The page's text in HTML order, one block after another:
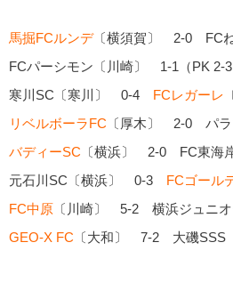
馬掘FCルンデ〔横須賀〕 2-0 FCね
FCパーシモン〔川崎〕 1-1（PK 2-3
寒川SC〔寒川〕 0-4 FCレガーレ
リベルボーラFC 〔厚木〕 2-0 パラ
バディーSC 〔横浜〕 2-0 FC東海岸
元石川SC〔横浜〕 0-3 FCゴール
FC中原 〔川崎〕 5-2 横浜ジュニオ
GEO-X FC 〔大和〕 7-2 大磯SSS